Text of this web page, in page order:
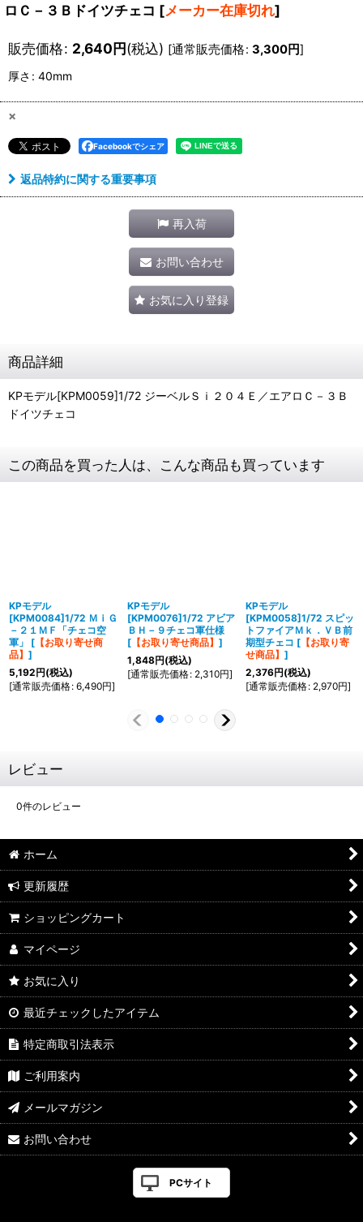
ロＣ－３Ｂドイツチェコ [メーカー在庫切れ]
販売価格: 2,640円(税込) [通常販売価格: 3,300円]
厚さ : 40mm
×
Facebookでシェア
返品特約に関する重要事項
再入荷
お問い合わせ
お気に入り登録
商品詳細
KPモデル[KPM0059]1/72 ジーベルＳｉ２０４Ｅ／エアロＣ－３Ｂ
ドイツチェコ
この商品を買った人は、こんな商品も買っています
KPモデル
[KPM0084]1/72 ＭｉＧ
－２１ＭＦ「チェコ空
軍」
[ 【お取り寄せ商
品】 ]
5,192円(税込)
[通常販売価格: 6,490円]
KPモデル
[KPM0076]1/72 アビア
ＢＨ－９チェコ軍仕様
[ 【お取り寄せ商品】 ]
1,848円(税込)
[通常販売価格: 2,310円]
KPモデル
[KPM0058]1/72 スピッ
トファイアＭｋ．ＶＢ前
期型チェコ [ 【お取り寄
せ商品】 ]
2,376円(税込)
[通常販売価格: 2,970円]
レビュー
0件のレビュー
ホーム
更新履歴
ショッピングカート
マイページ
お気に入り
最近チェックしたアイテム
特定商取引法表示
ご利用案内
メールマガジン
お問い合わせ
PCサイト